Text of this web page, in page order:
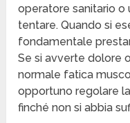
operatore sanitario o
tentare. Quando si
fondamentale
Se si avverte dolore
normale fatica
opportuno regolare
finché non si abbia